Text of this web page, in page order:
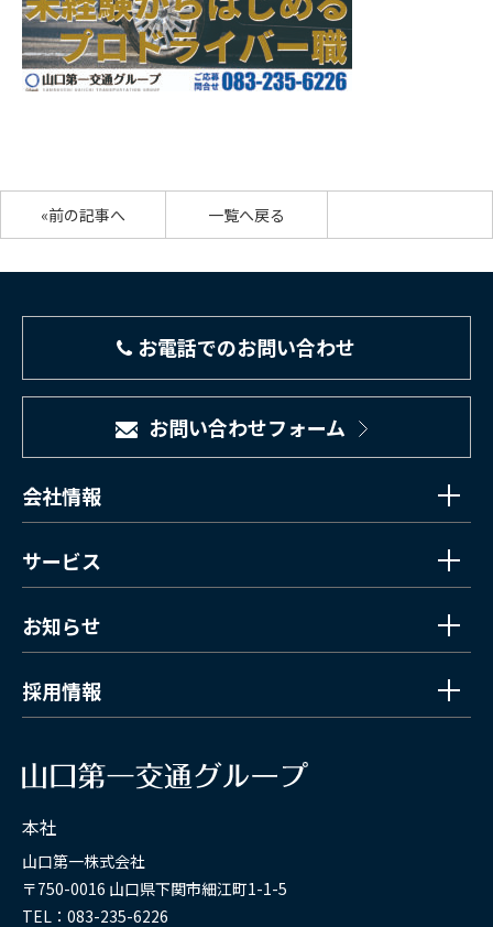
«前の記事へ 一覧へ戻る
お電話でのお問い合わせ
お問い合わせフォーム
会社情報
サービス
お知らせ
採用情報
本社
山口第一株式会社
〒750-0016 山口県下関市細江町1-1-5
TEL：083-235-6226